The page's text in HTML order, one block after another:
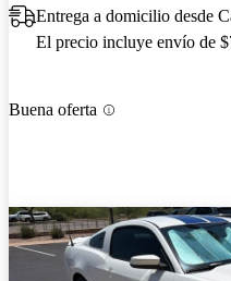
Entrega a domicilio desde
El precio incluye envío de
Buena oferta